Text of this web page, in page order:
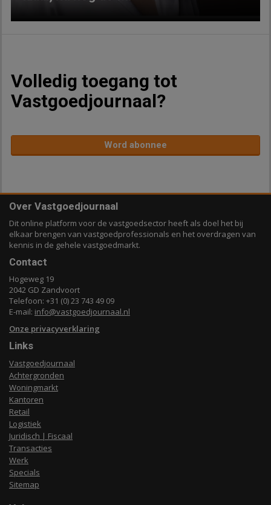
Volledig toegang tot
Vastgoedjournaal?
Word abonnee
Over Vastgoedjournaal
Dit online platform voor de vastgoedsector heeft als doel het bij
elkaar brengen van vastgoedprofessionals en het overdragen van
kennis in de gehele vastgoedmarkt.
Contact
Hogeweg 19
2042 GD Zandvoort
Telefoon: +31 (0) 23 743 49 09
E-mail: info@vastgoedjournaal.nl
Onze privacyverklaring
Links
Vastgoedjournaal
Achtergronden
Woningmarkt
Kantoren
Retail
Logistiek
Juridisch | Fiscaal
Transacties
Werk
Specials
Sitemap